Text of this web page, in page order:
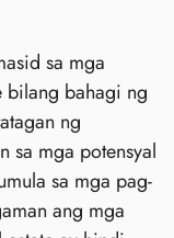
sa mga
bilang bahagi ng
ng
sa mga potensyal
sa mga pag-
ang mga